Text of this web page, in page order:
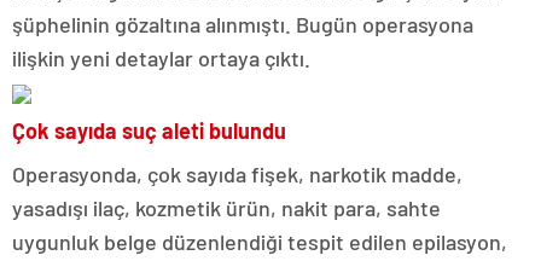
şüphelinin gözaltına alınmıştı. Bugün operasyona
ilişkin yeni detaylar ortaya çıktı.
Çok sayıda suç aleti bulundu
Operasyonda, çok sayıda fişek, narkotik madde,
yasadışı ilaç, kozmetik ürün, nakit para, sahte
uygunluk belge düzenlendiği tespit edilen epilasyon,